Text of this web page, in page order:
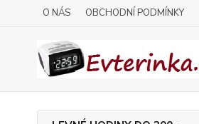
O NÁS OBCHODNÍ PODMÍNKY